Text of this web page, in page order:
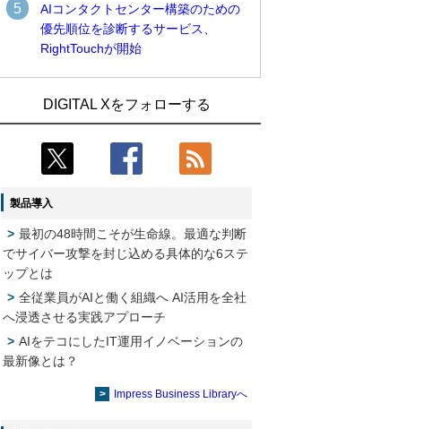
5
AIコンタクトセンター構築のための
優先順位を診断するサービス、
RightTouchが開始
れに電子カルテとAI技術を使う抽出方法
の研究開始
Umios、消費者起点の販売計画策定に向
3
歩行ロボット利用を検証
4
【COMPUTEX 2026：Arm編】チップ自
社製造で鍵を握る台湾サプライチェー
ン、英Armが連携を強調
フィジカルAIが迫る“人と機械の役割の再
設計”【第3回】
仮想化技術を使う統合基盤を本格稼働
鹿島建設、鋼管柱へのコンクリート充填
時の異常を検出するAIを遠隔監視システ
3
めているのか【第25回】
4
近大病院と中外製薬、治験参加者組み入
れに電子カルテとAI技術を使う抽出方法
の研究開始
製造業の現場の暗黙知を組織横断で活用
するためのナレッジ管理基盤、LIGHTzが
DIGITAL Xをフォローする
製品導入
最初の48時間こそが生命線。最適な判断
でサイバー攻撃を封じ込める具体的な6ステ
ップとは
全従業員がAIと働く組織へ AI活用を全社
へ浸透させる実践アプローチ
AIをテコにしたIT運用イノベーションの
最新像とは？
Impress Business Libraryへ